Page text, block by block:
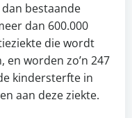
bestaande
dan 600.000
die wordt
worden zo’n 247
kindersterfte in
aan deze ziekte.